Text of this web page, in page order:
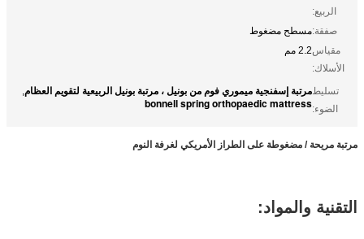
الربيع:
صفقة:مسطح مضغوط
مقياس
الأسلاك:
2.2 مم
تسليط
الضوء:
مرتبة إسفنجية ميموري فوم من بونيل ، مرتبة بونيل الربيعية لتقويم العظام,
bonnell spring orthopaedic mattress
مرتبة مريحة / مضغوطة على الطراز الأمريكي لغرفة النوم
التقنية والمواد: